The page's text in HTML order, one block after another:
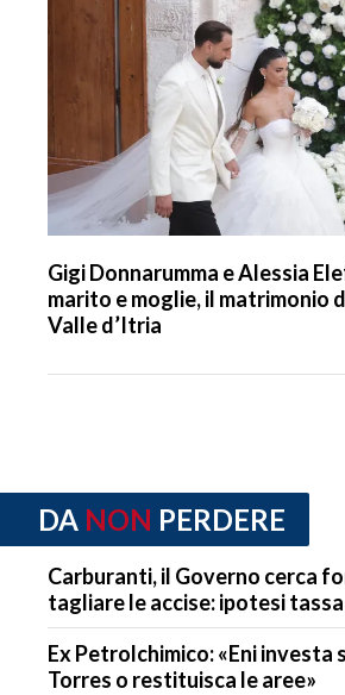
Gigi Donnarumma e Alessia
marito e moglie, il matrimonio
Valle d’Itria
DA NON PERDERE
Carburanti, il Governo cerca
tagliare le accise: ipotesi
Ex Petrolchimico: «Eni investa
Torres o restituisca le aree»